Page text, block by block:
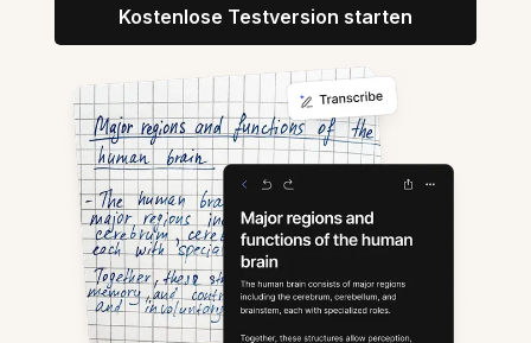
Kostenlose Testversion starten